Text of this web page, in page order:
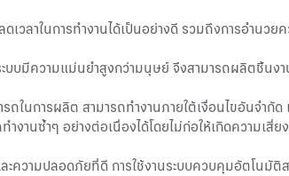
เวลาในการทำงานได้เป็นอย่างดี รวมถึงการอำนวย
บมีความแม่นยำสูงกว่ามนุษย์ จึงสามารถผลิตชิ้นง
ถในการผลิต สามารถทำงานภายใต้เงื่อนไขอันจำกั
ำงานซ้ำๆ อย่างต่อเนื่องได้โดยไม่ก่อให้เกิดความเสี่ย
ะความปลอดภัยที่ดี การใช้งานระบบควบคุมอัตโนมัติ